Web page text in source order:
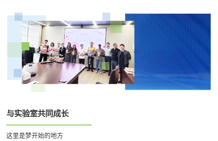
与实验室共同成长
这里是梦开始的地方